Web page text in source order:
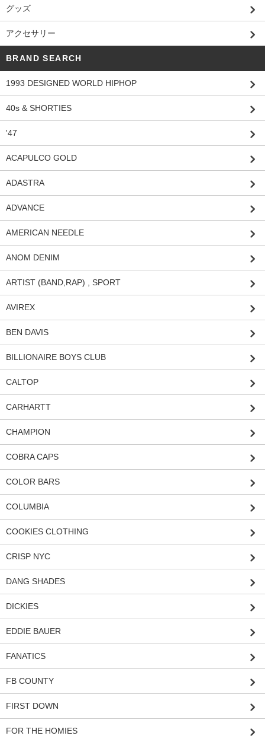
グッズ
アクセサリー
BRAND SEARCH
1993 DESIGNED WORLD HIPHOP
40s & SHORTIES
'47
ACAPULCO GOLD
ADASTRA
ADVANCE
AMERICAN NEEDLE
ANOM DENIM
ARTIST (BAND,RAP) , SPORT
AVIREX
BEN DAVIS
BILLIONAIRE BOYS CLUB
CALTOP
CARHARTT
CHAMPION
COBRA CAPS
COLOR BARS
COLUMBIA
COOKIES CLOTHING
CRISP NYC
DANG SHADES
DICKIES
EDDIE BAUER
FANATICS
FB COUNTY
FIRST DOWN
FOR THE HOMIES